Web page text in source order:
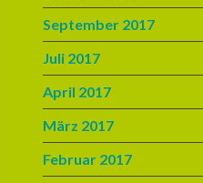
September 2017
Juli 2017
April 2017
März 2017
Februar 2017